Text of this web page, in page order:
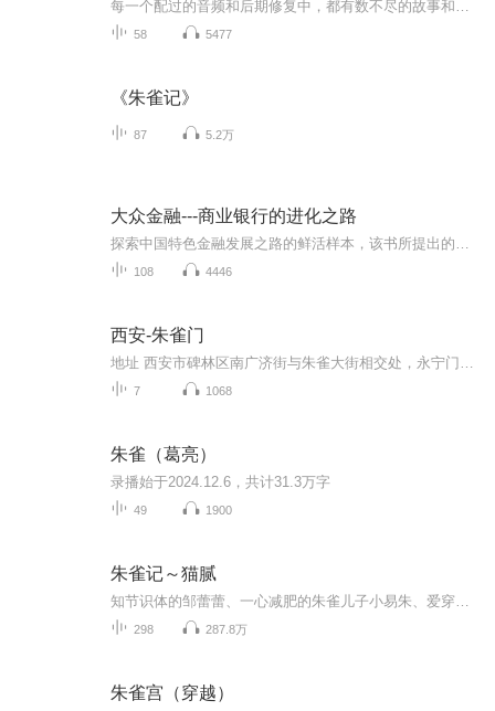
58 5477
《朱雀记》
87 5.2万
大众金融---商业银行的进化之路
108 4446
西安-朱雀门
7 1068
朱雀（葛亮）
录播始于2024.12.6，共计31.3万字
49 1900
朱雀记～猫腻
298 287.8万
朱雀宫（穿越）